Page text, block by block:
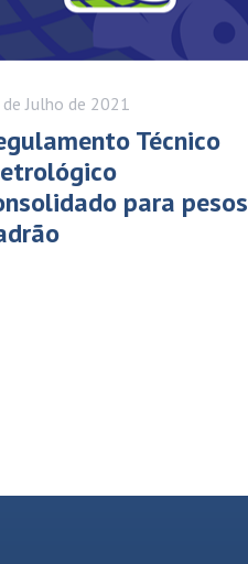
Julho de 2021
Técnico
para pesos